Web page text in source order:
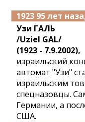
1923 95 лет
Узи ГАЛЬ
/Uziel GAL/
(1923 - 7.9.2002),
израильский
автомат "Узи"
израильским
спецназовцы.
Германии, а
США.